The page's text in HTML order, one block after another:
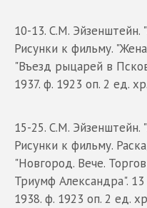
10-13. С.М. Эйзенштейн.
Рисунки к фильму.
"Въезд рыцарей в
1937. ф. 1923 оп. 2 ед.
15-25. С.М. Эйзенштейн.
Рисунки к фильму.
"Новгород. Вече.
Триумф Александра".
1938. ф. 1923 оп. 2 ед.